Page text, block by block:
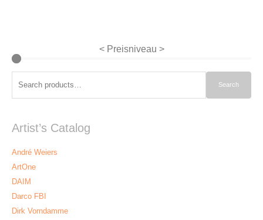
< Preisniveau >
Search
Artist’s Catalog
André Weiers
ArtOne
DAIM
Darco FBI
Dirk Vorndamme